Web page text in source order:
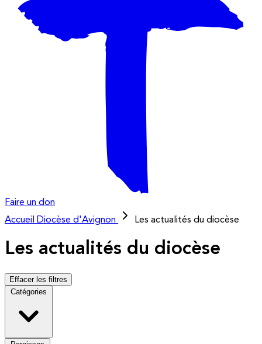
Faire un don
Accueil
Diocèse d'Avignon Les actualités du diocèse
Les actualités du diocèse
Effacer les filtres
Catégories